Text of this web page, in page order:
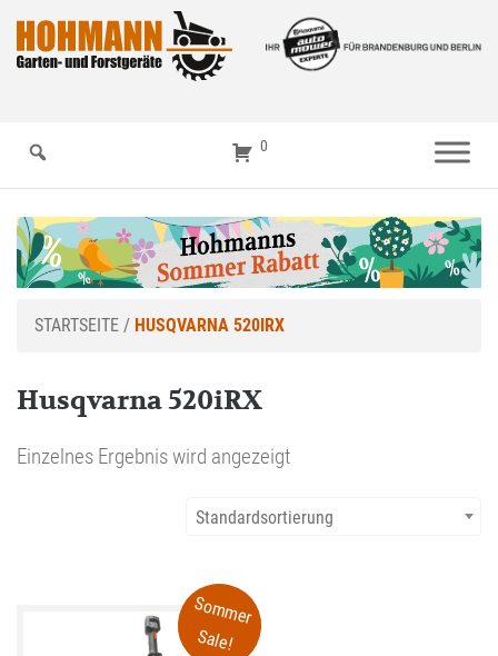
0
STARTSEITE / HUSQVARNA 520IRX
Husqvarna 520iRX
Einzelnes Ergebnis wird angezeigt
Standardsortierung
Sommer
Sale!